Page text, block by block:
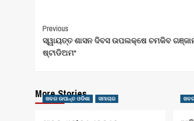
Post
Navigation
Previous
ସ୍ୱାୟତ୍ତ ଶାସନ ଦିବସ ଉପଲକ୍ଷେ ଚମକିବ
ଷ୍ଟାଡିଅମ*
More Stories
ଖବର ଉପାନ୍ତ ଓଡିଶା ସମାଚାର